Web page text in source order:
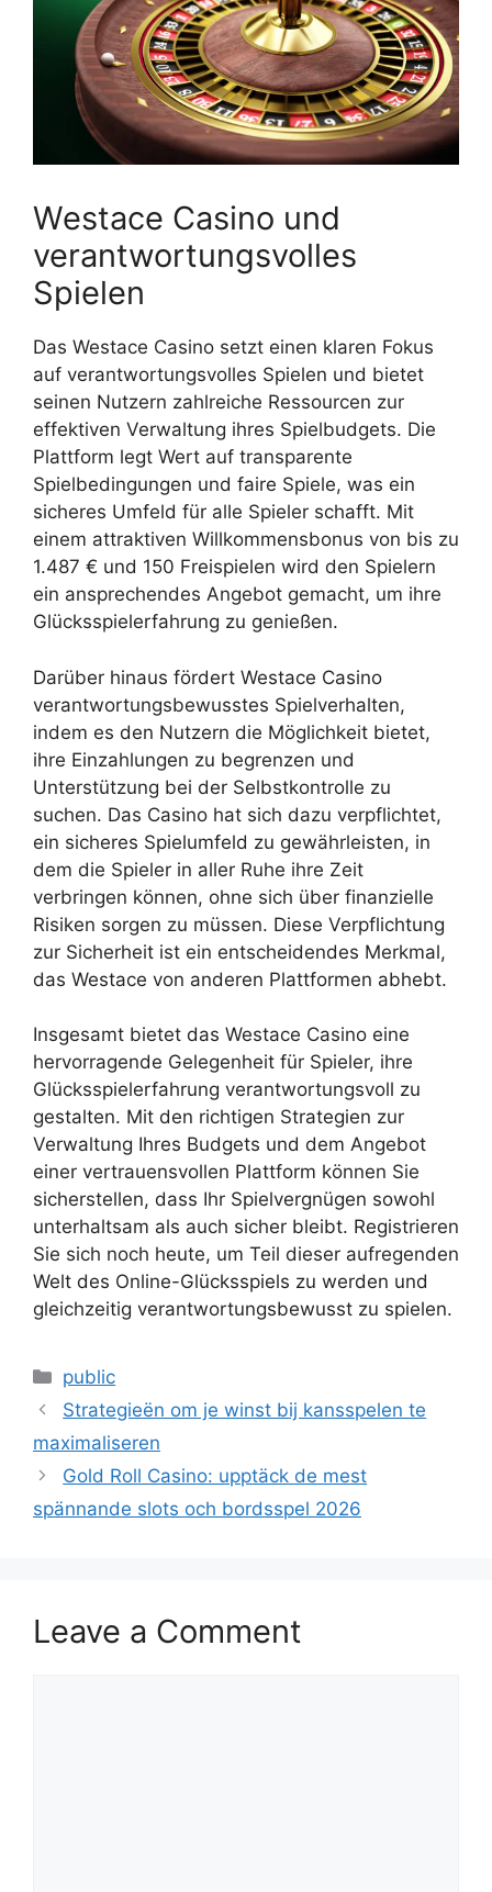
Westace Casino und
verantwortungsvolles
Spielen
Das Westace Casino setzt einen klaren Fokus
auf verantwortungsvolles Spielen und bietet
seinen Nutzern zahlreiche Ressourcen zur
effektiven Verwaltung ihres Spielbudgets. Die
Plattform legt Wert auf transparente
Spielbedingungen und faire Spiele, was ein
sicheres Umfeld für alle Spieler schafft. Mit
einem attraktiven Willkommensbonus von bis zu
1.487 € und 150 Freispielen wird den Spielern
ein ansprechendes Angebot gemacht, um ihre
Glücksspielerfahrung zu genießen.
Darüber hinaus fördert Westace Casino
verantwortungsbewusstes Spielverhalten,
indem es den Nutzern die Möglichkeit bietet,
ihre Einzahlungen zu begrenzen und
Unterstützung bei der Selbstkontrolle zu
suchen. Das Casino hat sich dazu verpflichtet,
ein sicheres Spielumfeld zu gewährleisten, in
dem die Spieler in aller Ruhe ihre Zeit
verbringen können, ohne sich über finanzielle
Risiken sorgen zu müssen. Diese Verpflichtung
zur Sicherheit ist ein entscheidendes Merkmal,
das Westace von anderen Plattformen abhebt.
Insgesamt bietet das Westace Casino eine
hervorragende Gelegenheit für Spieler, ihre
Glücksspielerfahrung verantwortungsvoll zu
gestalten. Mit den richtigen Strategien zur
Verwaltung Ihres Budgets und dem Angebot
einer vertrauensvollen Plattform können Sie
sicherstellen, dass Ihr Spielvergnügen sowohl
unterhaltsam als auch sicher bleibt. Registrieren
Sie sich noch heute, um Teil dieser aufregenden
Welt des Online-Glücksspiels zu werden und
gleichzeitig verantwortungsbewusst zu spielen.
Categories
public
Strategieën om je winst bij kansspelen te
maximaliseren
Gold Roll Casino: upptäck de mest
spännande slots och bordsspel 2026
Leave a Comment